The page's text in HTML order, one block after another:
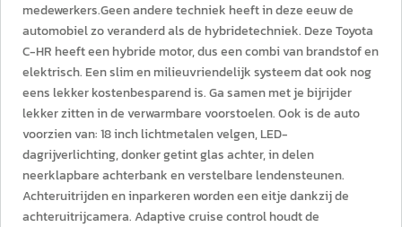
medewerkers.Geen andere techniek heeft in deze eeuw de
automobiel zo veranderd als de hybridetechniek. Deze Toyota
C-HR heeft een hybride motor, dus een combi van brandstof en
elektrisch. Een slim en milieuvriendelijk systeem dat ook nog
eens lekker kostenbesparend is. Ga samen met je bijrijder
lekker zitten in de verwarmbare voorstoelen. Ook is de auto
voorzien van: 18 inch lichtmetalen velgen, LED-
dagrijverlichting, donker getint glas achter, in delen
neerklapbare achterbank en verstelbare lendensteunen.
Achteruitrijden en inparkeren worden een eitje dankzij de
achteruitrijcamera. Adaptive cruise control houdt de